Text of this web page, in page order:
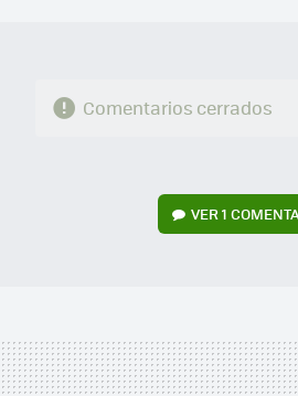
Comentarios cerrados
VER1